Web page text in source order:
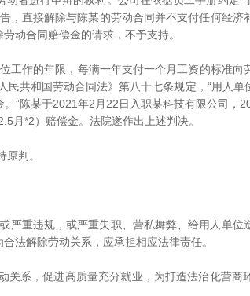
，直接解除与陈某的劳动合同并不支付任何经济
动合同赔偿金的请求，不予支持。
作的年限，每满一年支付一个月工资的标准向
共和国劳动合同法》第八十七条规定，“用人单
”陈某于2021年2月22日入职某科技有限公司，
月*2）赔偿金。法院遂作出上述判决。
判。
重违规，或严重失职、营私舞弊、给用人单位
法解除劳动关系，应承担相应法律责任。
系，促进高质量充分就业，为打造法治化营商